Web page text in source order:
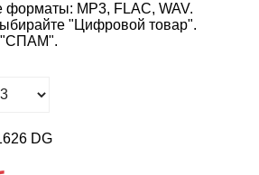
форматы: MP3, FLAC, WAV.
"Цифровой товар".
"СПАМ".
DG